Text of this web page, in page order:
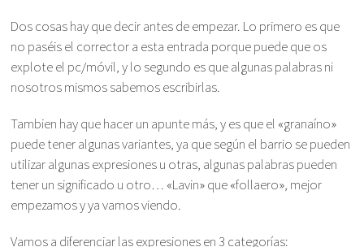
Dos cosas hay que decir antes de empezar. Lo primero es que
no paséis el corrector a esta entrada porque puede que os
explote el pc/móvil, y lo segundo es que algunas palabras ni
nosotros mismos sabemos escribirlas.
Tambien hay que hacer un apunte más, y es que el «granaíno»
puede tener algunas variantes, ya que según el barrio se pueden
utilizar algunas expresiones u otras, algunas palabras pueden
tener un significado u otro… «Lavin» que «follaero», mejor
empezamos y ya vamos viendo.
Vamos a diferenciar las expresiones en 3 categorías: